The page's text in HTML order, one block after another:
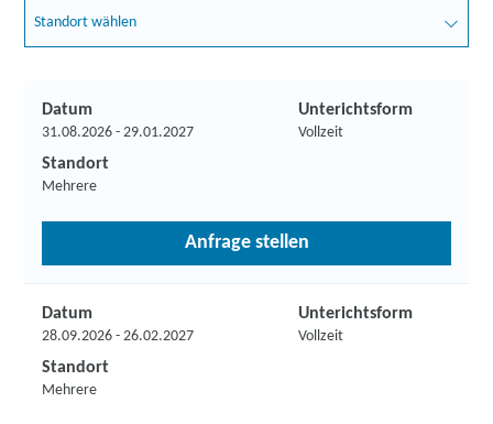
Standort wählen
Datum
31.08.2026 - 29.01.2027
Unterichtsform
Vollzeit
Standort
Mehrere
Anfrage stellen
Datum
28.09.2026 - 26.02.2027
Unterichtsform
Vollzeit
Standort
Mehrere